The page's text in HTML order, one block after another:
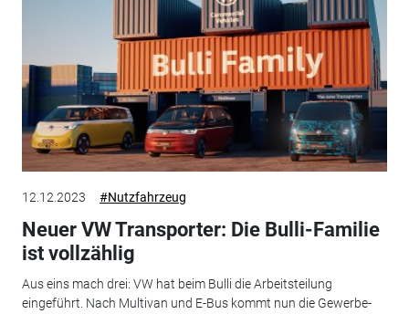
12.12.2023 #Nutzfahrzeug
Neuer VW Transporter: Die Bulli-Familie
ist vollzählig
Aus eins mach drei: VW hat beim Bulli die Arbeitsteilung
eingeführt. Nach Multivan und E-Bus kommt nun die Gewerbe-